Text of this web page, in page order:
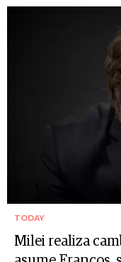
TODAY
Milei realiza